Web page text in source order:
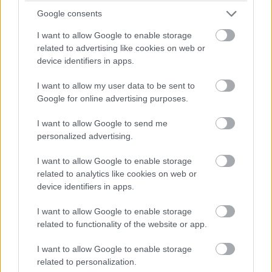
Google consents
I want to allow Google to enable storage
related to advertising like cookies on web or
device identifiers in apps.
I want to allow my user data to be sent to
Google for online advertising purposes.
I want to allow Google to send me
personalized advertising.
I want to allow Google to enable storage
related to analytics like cookies on web or
device identifiers in apps.
I want to allow Google to enable storage
related to functionality of the website or app.
I want to allow Google to enable storage
related to personalization.
#sydney sweeney #spider-woman
James Gunn szerint a cameók a
szuperhősös filmek egyik
legrosszabb elemei
|2023 december 16. 16:31